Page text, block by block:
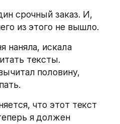
срочный заказ. И,
из этого не вышло.
наняла, искала
тексты.
половину,
что этот текст
я должен